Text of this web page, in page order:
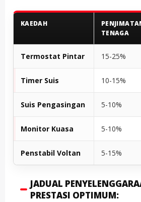
KAEDAH
TENAGA
Termostat Pintar 15-25%
Timer Suis 10-15%
Suis Pengasingan 5-10%
Monitor Kuasa 5-10%
Penstabil Voltan 5-15%
JADUAL
PRESTASI OPTIMUM: